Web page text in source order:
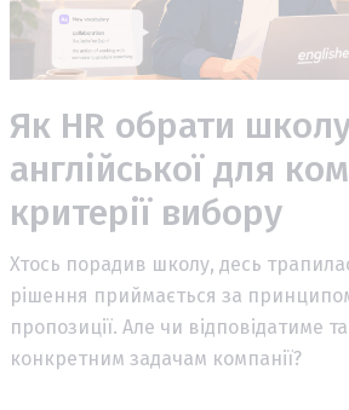
Як HR обрати
англійської для
критерії вибору
Хтось порадив школу, десь
рішення приймається за
пропозиції. Але чи відповідатиме
конкретним задачам компанії?